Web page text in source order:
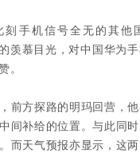
刻手机信号全无的其他
羡慕目光，对中国华为
。
前方探路的明玛回营，
间补给的位置。与此同
而天气预报亦显示，这